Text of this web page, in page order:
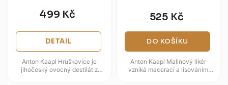
499 Kč
DETAIL
Anton Kaapl Hruškovice je
jihočeský ovocný destilát z
525 Kč
DO KOŠÍKU
Anton Kaapl Malinový likér
vzniká macerací a lisováním